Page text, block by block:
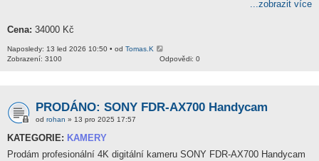
...zobrazit více
Cena: 34000 Kč
Naposledy: 13 led 2026 10:50 • od Tomas.K
Odpovědi: 0
Zobrazení: 3100
PRODÁNO: SONY FDR-AX700 Handycam
od rohan » 13 pro 2025 17:57
KATEGORIE: KAMERY
Prodám profesionální 4K digitální kameru SONY FDR-AX700 Handycam